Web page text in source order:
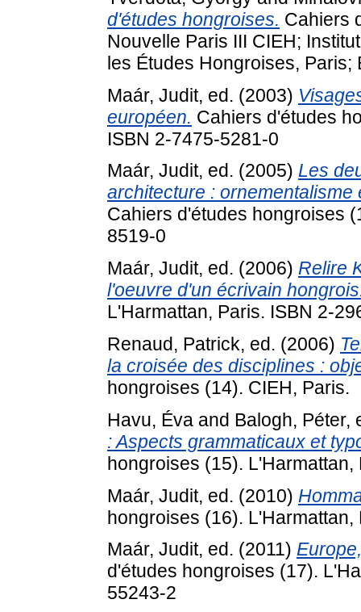
d'études hongroises. Cahiers
Nouvelle Paris III CIEH;
les Études Hongroises, Paris;
Maár, Judit, ed. (2003)
européen. Cahiers d'études
ISBN 2-7475-5281-0
Maár, Judit, ed. (2005) Les
architecture :
Cahiers d'études hongroises
8519-0
Maár, Judit, ed. (2006) Relire
l'oeuvre d'un écrivain
L'Harmattan, Paris. ISBN 2-
Renaud, Patrick, ed. (2006)
la croisée des disciplines :
hongroises (14). CIEH, Paris.
Havu, Éva and Balogh, Péter,
: Aspects grammaticaux et
hongroises (15).
Maár, Judit, ed. (2010)
hongroises (16).
Maár, Judit, ed. (2011)
d'études hongroises (17).
55243-2